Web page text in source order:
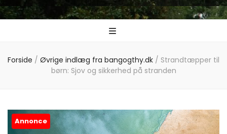
Forside / Øvrige indlæg fra bangogthy.dk / Strandtæpper til
børn: Sjov og sikkerhed på stranden
Annonce